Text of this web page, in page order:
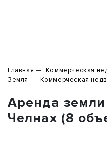
Главная Коммерческая
Земля
Коммерческая
Аренда
Челнах (8